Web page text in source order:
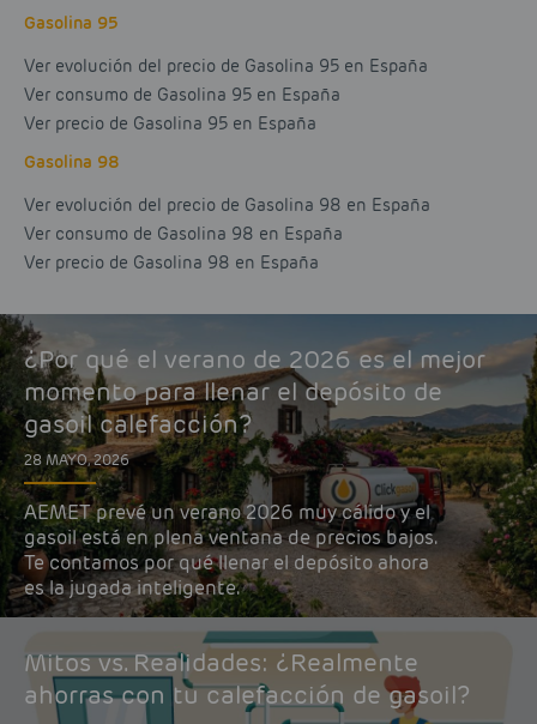
Gasolina 95
Ver evolución del precio de Gasolina 95 en España
Ver consumo de Gasolina 95 en España
Ver precio de Gasolina 95 en España
Gasolina 98
Ver evolución del precio de Gasolina 98 en España
Ver consumo de Gasolina 98 en España
Ver precio de Gasolina 98 en España
¿Por qué el verano de 2026 es el mejor
momento para llenar el depósito de
gasoil calefacción?
28 MAYO, 2026
AEMET prevé un verano 2026 muy cálido y el
gasoil está en plena ventana de precios bajos.
Te contamos por qué llenar el depósito ahora
es la jugada inteligente.
Mitos vs. Realidades: ¿Realmente
ahorras con tu calefacción de gasoil?